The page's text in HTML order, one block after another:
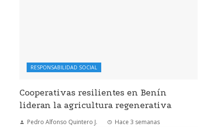
RESPONSABILIDAD SOCIAL
Cooperativas resilientes en Benín
lideran la agricultura regenerativa
Pedro Alfonso Quintero J. Hace 3 semanas